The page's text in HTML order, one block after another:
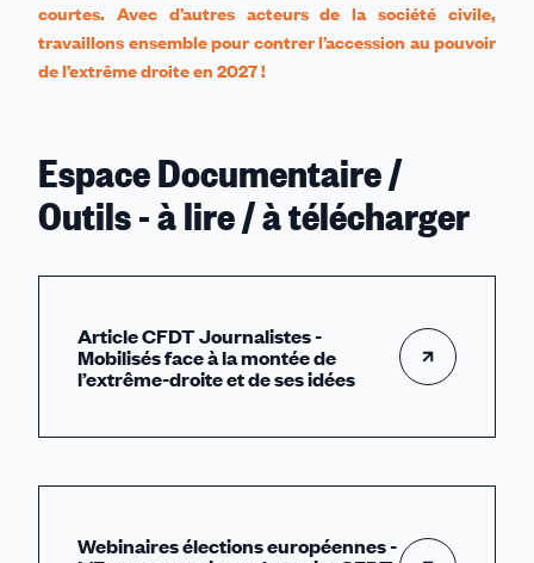
courtes. Avec d’autres acteurs de la société civile,
travaillons ensemble pour contrer l’accession au pouvoir
de l’extrême droite en 2027 !
Espace Documentaire /
Outils - à lire / à télécharger
Article CFDT Journalistes -
Mobilisés face à la montée de
l’extrême-droite et de ses idées
Webinaires élections européennes -